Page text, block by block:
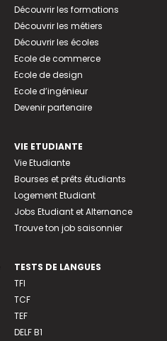
Découvrir les formations
Découvrir les métiers
Découvrir les écoles
Ecole de commerce
Ecole de design
Ecole d’ingénieur
Devenir partenaire
VIE ETUDIANTE
Vie Etudiante
Bourses et prêts étudiants
Logement Etudiant
Jobs Etudiant et Alternance
Trouve ton job saisonnier
TESTS DE LANGUES
TFI
TCF
TEF
DELF B1